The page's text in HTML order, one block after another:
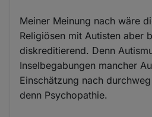
Meiner Meinung nach wäre
Religiösen mit Autisten aber
diskreditierend. Denn
Inselbegabungen mancher
Einschätzung nach
denn Psychopathie.